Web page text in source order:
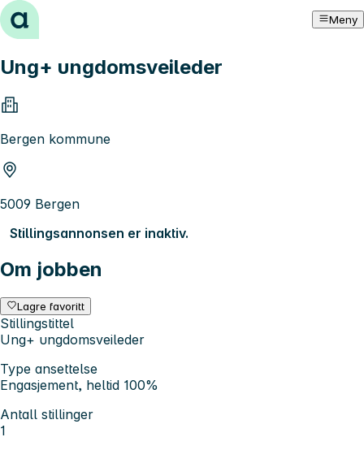
Hopp til innhold Meny
Ung+ ungdomsveileder
Bergen kommune
5009 Bergen
Stillingsannonsen er inaktiv.
Om jobben
Lagre favoritt
Stillingstittel
Ung+ ungdomsveileder
Type ansettelse
Engasjement, heltid 100%
Antall stillinger
1